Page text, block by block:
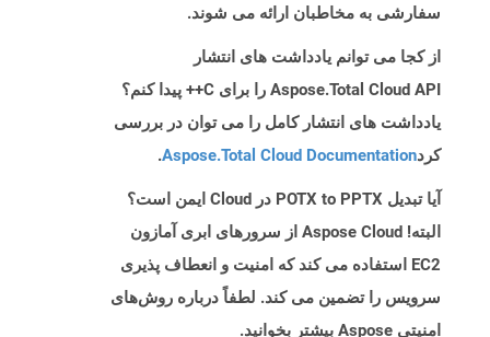
سفارشی به مخاطبان ارائه می شوند.
از کجا می توانم یادداشت های انتشار
Aspose.Total Cloud API را برای C++ پیدا کنم؟
یادداشت های انتشار کامل را می توان در بررسی
کردAspose.Total Cloud Documentation
.
آیا تبدیل POTX to PPTX در Cloud ایمن است؟
البته! Aspose Cloud از سرورهای ابری آمازون
EC2 استفاده می کند که امنیت و انعطاف پذیری
سرویس را تضمین می کند. لطفاً درباره روش‌های
امنیتی Aspose بیشتر بخوانید.